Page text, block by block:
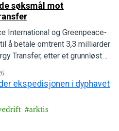
søksmål mot
International og Greenpeace-
å betale omtrent 3,3 milliarder
Transfer, etter et grunnløst
motsøksmål.
arktis